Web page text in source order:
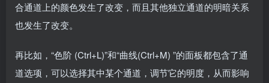
合通道上的颜色发生了改变，而且其他独立通道的明暗关系
也发生了改变。
再比如，“色阶 (Ctrl+L)”和“曲线(Ctrl+M) ”的面板都包含了通
道选项，可以选择其中某个通道，调节它的明度，从而影响